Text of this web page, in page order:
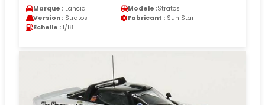
Marque : Lancia Modele :Stratos
Version : Stratos Fabricant : Sun Star
Echelle : 1/18